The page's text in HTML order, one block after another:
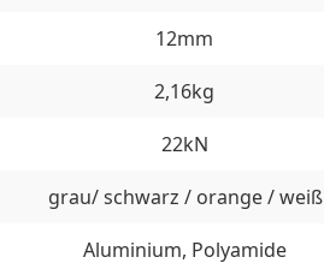
12mm
2,16kg
22kN
grau/ schwarz / orange / weiß
Aluminium, Polyamide